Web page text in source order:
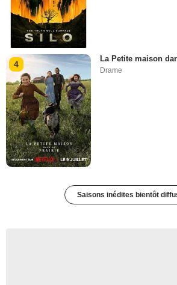
4
La Petite maison
Drame
Saisons inédites bientôt